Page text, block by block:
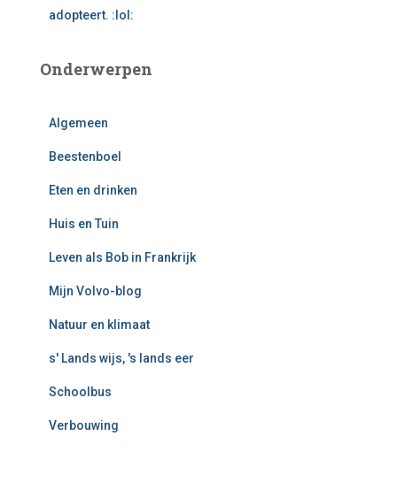
adopteert. :lol:
Onderwerpen
Algemeen
Beestenboel
Eten en drinken
Huis en Tuin
Leven als Bob in Frankrijk
Mijn Volvo-blog
Natuur en klimaat
s' Lands wijs, 's lands eer
Schoolbus
Verbouwing